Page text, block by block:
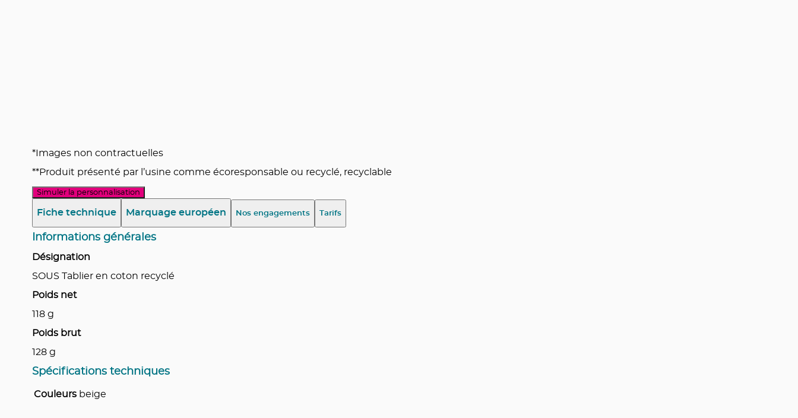
*Images non contractuelles
**Produit présenté par l’usine comme écoresponsable ou recyclé, recyclable
Simuler la personnalisation
Fiche technique Marquage européen Nos engagements Tarifs
Informations générales
Désignation
SOUS Tablier en coton recyclé
Poids net
118g
Poids brut
128g
Spécifications techniques
Couleurs beige